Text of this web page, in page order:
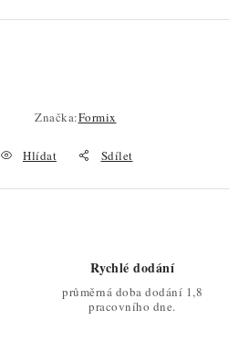
Značka:Formix
Hlídat Sdílet
Rychlé dodání
průměrná doba dodání 1,8
pracovního dne.